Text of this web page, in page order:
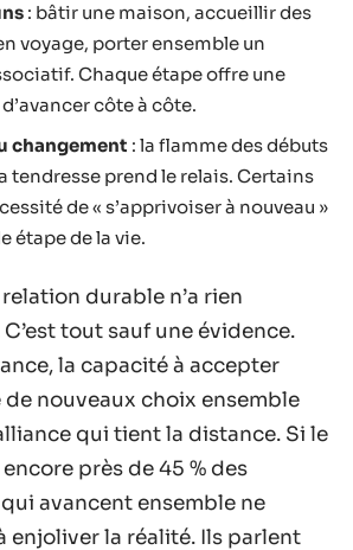
: bâtir une maison, accueillir des
voyage, porter ensemble un
Chaque étape offre une
côte à côte.
changement : la flamme des débuts
tendresse prend le relais. Certains
de « s’apprivoiser à nouveau »
étape de la vie.
durable n’a rien
tout sauf une évidence.
la capacité à accepter
de nouveaux choix ensemble
qui tient la distance. Si le
près de 45 % des
avancent ensemble ne
enjoliver la réalité. Ils parlent